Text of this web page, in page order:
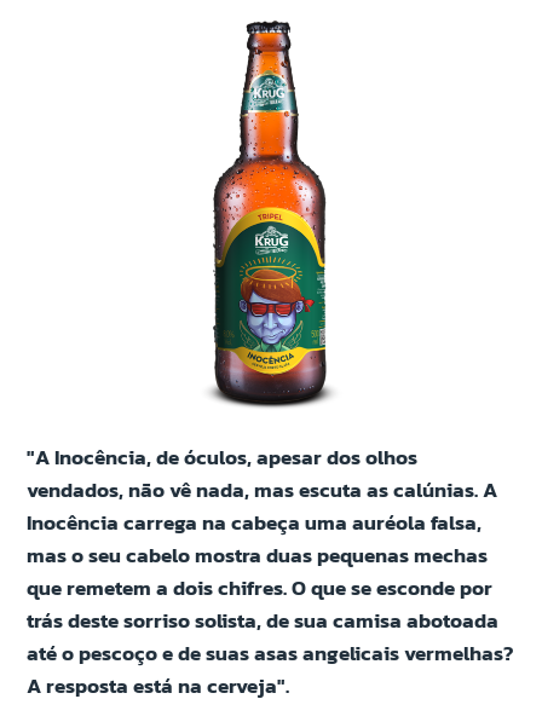
"A Inocência, de óculos, apesar dos olhos
vendados, não vê nada, mas escuta as calúnias. A
Inocência carrega na cabeça uma auréola falsa,
mas o seu cabelo mostra duas pequenas mechas
que remetem a dois chifres. O que se esconde por
trás deste sorriso solista, de sua camisa abotoada
até o pescoço e de suas asas angelicais vermelhas?
A resposta está na cerveja".